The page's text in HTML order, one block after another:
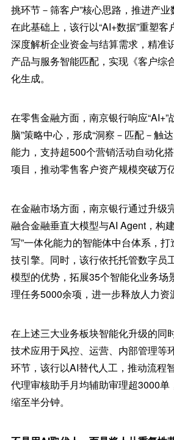
挑环节－筛客户”核心思路，推进产业
在此基础上，该行以“AI+数据”重塑
深度解析企业资金与结算需求，精准
产品与服务智能匹配，实现《客户综
化生成。
在零售金融方面，南京银行响应“AI+”
脑”策略中心，形成“洞察－匹配－触
能力，支持超500个营销活动自动化
项目，推动零售客户资产规模突破万亿
在金融市场方面，南京银行通过升级
融合金融垂直大模型与AI Agent，构建
写”一体化能力的智能体中台体系，
技引擎。同时，该行依托托管数字员
模型的优势，拓展35个智能化业务场
理任务5000余项，进一步释放人力资
在上述三大业务板块智能化升级的同
技术应用于风控、运营、内部管理等
环节，该行以AI替代人工，推动流程
代理审核助手月均辅助审理超3000单
缩至半分钟。